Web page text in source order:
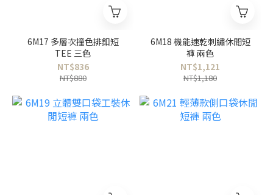
6M17 多層次撞色排釦短
TEE 三色
NT$836
NT$880
6M18 機能速乾刺繡休閒短
褲 兩色
NT$1,121
NT$1,180